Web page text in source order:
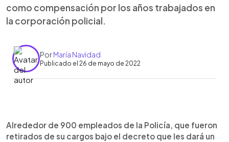
como compensación por los años trabajados en
la corporación policial.
PorMaría Navidad
Publicado el 26 de mayo de 2022
► Escuchar artículo
Alrededor de 900 empleados de la Policía, que fueron
retirados de su cargos bajo el decreto que les dará un